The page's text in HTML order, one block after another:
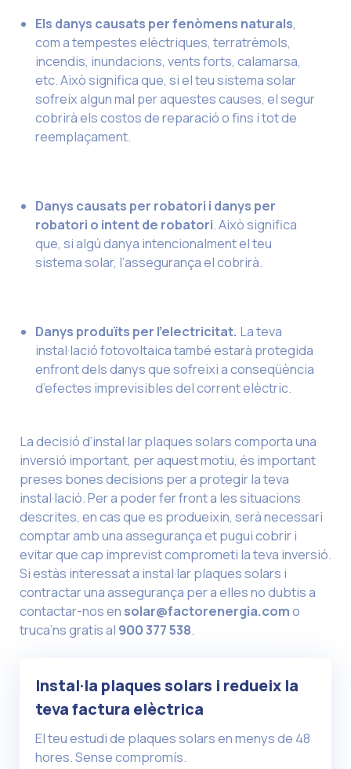
Els danys causats per fenòmens naturals,
com a tempestes elèctriques, terratrèmols,
incendis, inundacions, vents forts, calamarsa,
etc. Això significa que, si el teu sistema solar
sofreix algun mal per aquestes causes, el segur
cobrirà els costos de reparació o fins i tot de
reemplaçament.
Danys causats per robatori i danys per
robatori o intent de robatori. Això significa
que, si algú danya intencionalment el teu
sistema solar, l’assegurança el cobrirà.
Danys produïts per l’electricitat. La teva
instal·lació fotovoltaica també estarà protegida
enfront dels danys que sofreixi a conseqüència
d’efectes imprevisibles del corrent elèctric.
La decisió d’instal·lar plaques solars comporta una
inversió important, per aquest motiu, és important
preses bones decisions per a protegir la teva
instal·lació. Per a poder fer front a les situacions
descrites, en cas que es produeixin, serà necessari
comptar amb una assegurança et pugui cobrir i
evitar que cap imprevist comprometi la teva inversió.
Si estàs interessat a instal·lar plaques solars i
contractar una assegurança per a elles no dubtis a
contactar-nos en solar@factorenergia.como
truca’ns gratis al 900 377 538.
Instal·la plaques solars i redueix la
teva factura elèctrica
El teu estudi de plaques solars en menys de 48
hores. Sense compromís.